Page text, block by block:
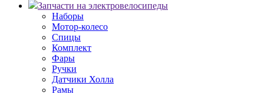
Запчасти на электровелосипеды
Наборы
Мотор-колесо
Спицы
Комплект
Фары
Ручки
Датчики Холла
Рамы